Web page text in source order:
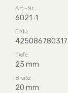
Art.-Nr.:
6021-1
EAN:
Tiefe:
25 mm
Breite:
20 mm